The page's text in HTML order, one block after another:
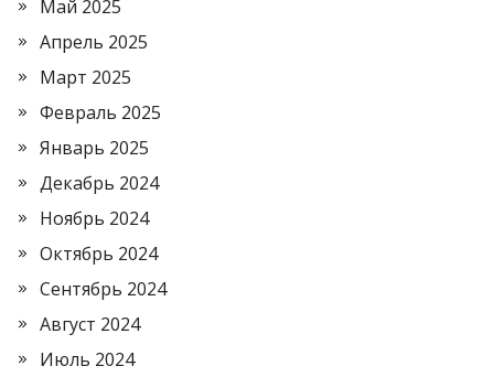
Май 2025
Апрель 2025
Март 2025
Февраль 2025
Январь 2025
Декабрь 2024
Ноябрь 2024
Октябрь 2024
Сентябрь 2024
Август 2024
Июль 2024